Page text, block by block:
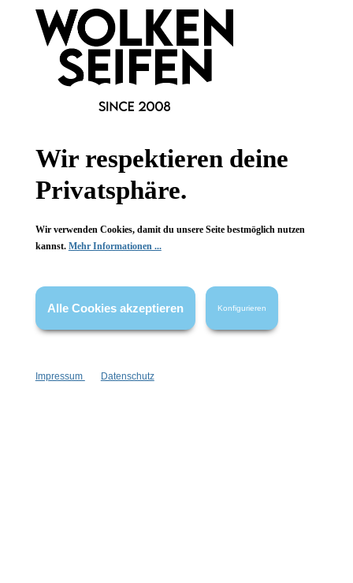
Informationen
FAQ
* Alle Preise inkl. gesetzl. Mehrwertsteuer zzgl. Versandkosten
wenn nicht anders angegeben.
Wir respektieren deine
Privatsphäre.
Wir verwenden Cookies, damit du unsere Seite bestmöglich nutzen
kannst. Mehr Informationen ...
Alle Cookies akzeptieren Konfigurieren
Impressum Datenschutz